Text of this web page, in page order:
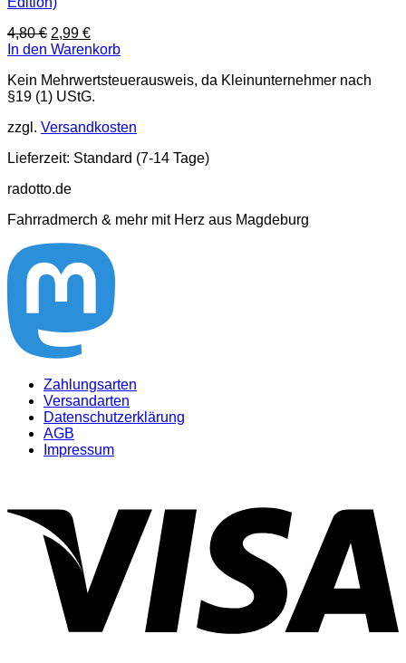
4,80€ Ursprünglicher
Preis
4,80 €
2,99 €Aktueller
Preis
2,99 €.
In den Warenkorb
Kein Mehrwertsteuerausweis, da Kleinunternehmer nach
§19 (1) UStG.
zzgl. Versandkosten
Lieferzeit: Standard (7-14 Tage)
radotto.de
Fahrradmerch & mehr mit Herz aus Magdeburg
Zahlungsarten
Versandarten
Datenschutzerklärung
AGB
Impressum